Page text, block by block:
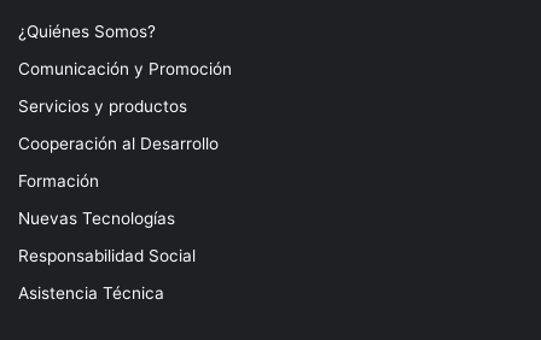
¿Quiénes Somos?
Comunicación y Promoción
Servicios y productos
Cooperación al Desarrollo
Formación
Nuevas Tecnologías
Responsabilidad Social
Asistencia Técnica